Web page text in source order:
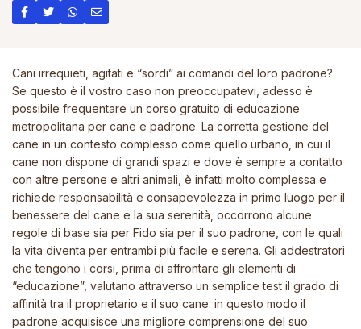
Cani irrequieti, agitati e “sordi” ai comandi del loro padrone?
Se questo è il vostro caso non preoccupatevi, adesso è
possibile frequentare un corso gratuito di educazione
metropolitana per cane e padrone. La corretta gestione del
cane in un contesto complesso come quello urbano, in cui il
cane non dispone di grandi spazi e dove è sempre a contatto
con altre persone e altri animali, è infatti molto complessa e
richiede responsabilità e consapevolezza in primo luogo per il
benessere del cane e la sua serenità, occorrono alcune
regole di base sia per Fido sia per il suo padrone, con le quali
la vita diventa per entrambi più facile e serena. Gli addestratori
che tengono i corsi, prima di affrontare gli elementi di
“educazione”, valutano attraverso un semplice test il grado di
affinità tra il proprietario e il suo cane: in questo modo il
padrone acquisisce una migliore comprensione del suo